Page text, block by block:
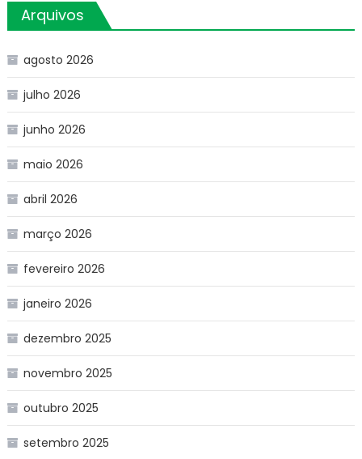
Arquivos
agosto 2026
julho 2026
junho 2026
maio 2026
abril 2026
março 2026
fevereiro 2026
janeiro 2026
dezembro 2025
novembro 2025
outubro 2025
setembro 2025